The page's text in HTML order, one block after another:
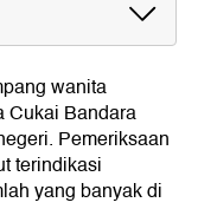
wanita
Cukai Bandara
Pemeriksaan
terindikasi
yang banyak di